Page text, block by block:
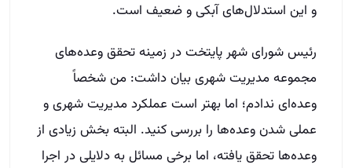
و این استدلال‌های آبکی و ضعیف است.
رئیس شورای شهر پایتخت در زمینه تحقق وعده‌های
مجموعه مدیریت شهری بیان داشت: من شخصاً
وعده‌ای ندادم؛ اما بهتر است عملکرد مدیریت شهری و
عملی شدن وعده‌ها را بررسی کنید. البته بخش زیادی از
وعده‌ها تحقق یافته، اما برخی مسائل به دلایلی در اجرا